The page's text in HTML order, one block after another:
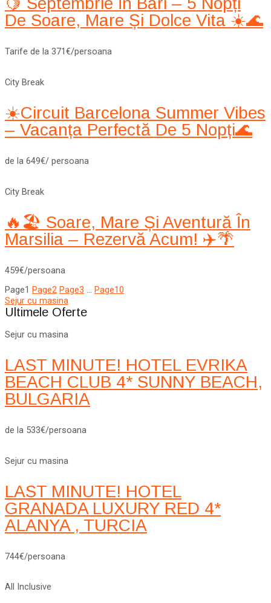
De Soare, Mare Și Dolce Vita ☀️🌊
Tarife de la 371€/persoana
City Break
☀️Circuit Barcelona Summer Vibes
– Vacanța Perfectă De 5 Nopți🌊
de la 649€/ persoana
City Break
🔥🏖️ Soare, Mare Și Aventură În
Marsilia – Rezervă Acum! ✈️🌴
459€/persoana
Page1 Page2 Page3 … Page10
Sejur cu masina
Ultimele Oferte
Sejur cu masina
LAST MINUTE! HOTEL EVRIKA
BEACH CLUB 4* SUNNY BEACH,
BULGARIA
de la 533€/persoana
Sejur cu masina
LAST MINUTE! HOTEL
GRANADA LUXURY RED 4*
ALANYA , TURCIA
744€/persoana
All Inclusive